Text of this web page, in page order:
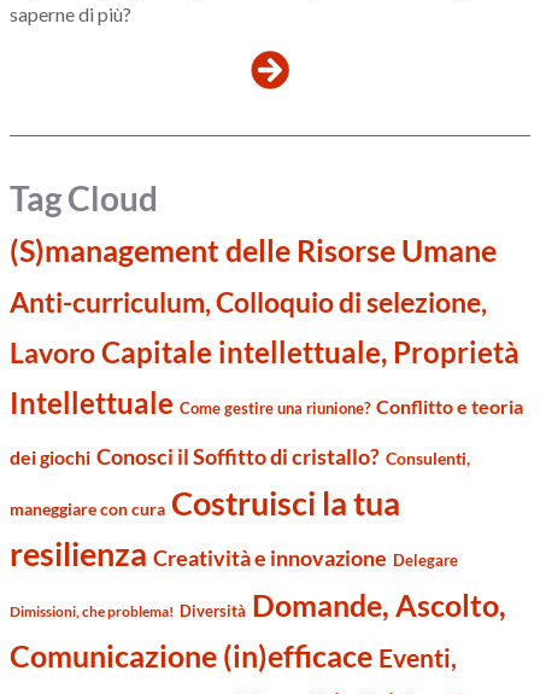
saperne di più?
Tag Cloud
(S)management delle Risorse Umane
Anti-curriculum, Colloquio di selezione,
LavoroCapitale intellettuale, Proprietà
Intellettuale Come gestire una riunione? Conflitto e teoria
dei giochi Conosci il Soffitto di cristallo? Consulenti,
maneggiare con cura Costruisci la tua
resilienza Creatività e innovazione Delegare
Dimissioni, che problema! Diversità Domande, Ascolto,
Comunicazione (in)efficace Eventi,